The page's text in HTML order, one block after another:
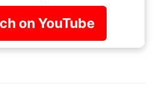
on YouTube